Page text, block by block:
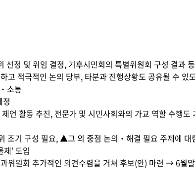
정 및 위임 결정, 기후시민회의 특별위원회 구성 결과
적극적인 논의 당부, 타분과 진행상황도 공유될 수 있
소통
활동 추진, 전문가 및 시민사회와의 가교 역할 수행도
기 구성 필요, ▲그 외 중점 논의‧해결 필요 주제에 대
’ 도입
위원회 추가적인 의견수렴을 거쳐 후보(안) 마련 → 6월